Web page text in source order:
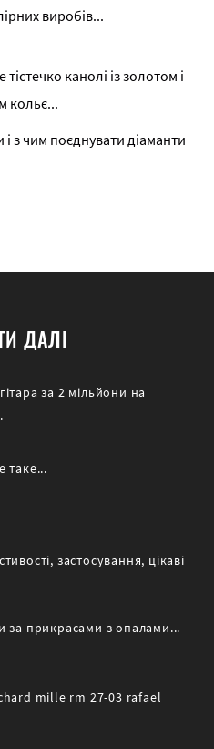
виробів...
канолі із золотом і
кольє...
з чим поєднувати діаманти
ДАЛІ
за 2 мільйони на
таке...
застосування, цікаві
за прикрасами з опалами...
mille rm 27-03 rafael